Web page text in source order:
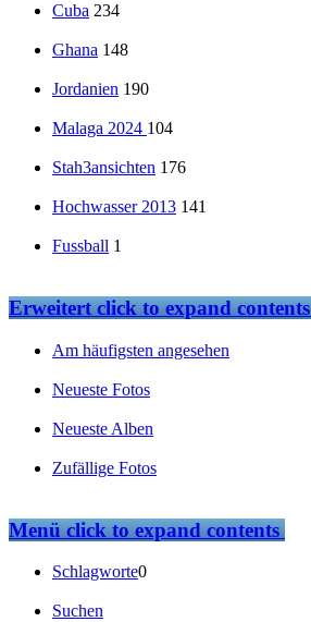
Cuba 234
Ghana 148
Jordanien 190
Malaga 2024 104
Stah3ansichten 176
Hochwasser 2013 141
Fussball 1
Erweitertclick to expand contents
Am häufigsten angesehen
Neueste Fotos
Neueste Alben
Zufällige Fotos
Menüclick to expand contents
Schlagworte0
Suchen